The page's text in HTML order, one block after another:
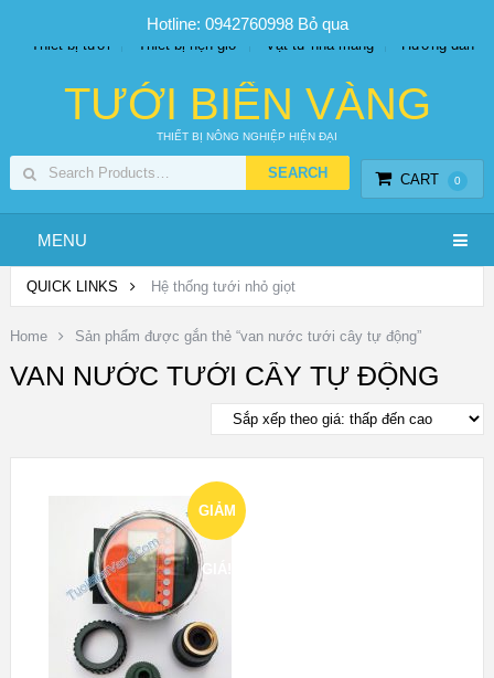
SP PHUN SƯƠNG GIÁ TỐT Bộ KIT tưới
Thiết bị tưới
Thiết bị hẹn giờ Vật tư nhà màng Hướng dẫn
TƯỚI BIỂN VÀNG
THIẾT BỊ NÔNG NGHIỆP HIỆN ĐẠI
CART 0
MENU
QUICK LINKS Hệ thống tưới nhỏ giọt
Home Sản phẩm được gắn thẻ “van nước tưới cây tự động”
VAN NƯỚC TƯỚI CÂY TỰ ĐỘNG
GIẢM
GIÁ!
Hotline: 0942760998 Bỏ qua